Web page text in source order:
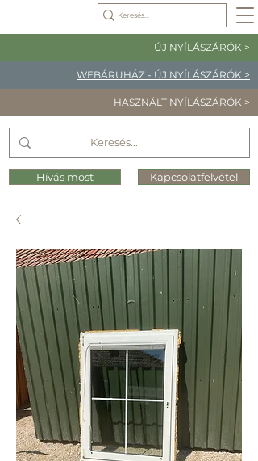
ÚJ NYÍLÁSZÁRÓK >
WEBÁRUHÁZ - ÚJ NYÍLÁSZÁRÓK >
HASZNÁLT NYÍLÁSZÁRÓK >
Hívás most Kapcsolatfelvétel